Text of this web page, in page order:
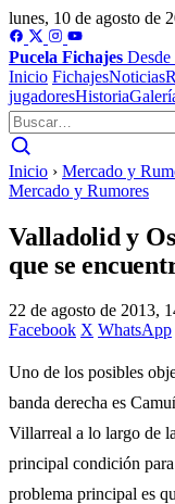
lunes, 10 de agosto de
Pucela Fichajes Desde
Inicio FichajesNoticias
jugadoresHistoria
Inicio › Mercado y
Mercado y Rumores
Valladolid y
que se
22 de agosto de 2013,
Facebook X WhatsApp
Uno de los posibles
banda derecha es
Villarreal a lo largo de
principal condición
problema principal es